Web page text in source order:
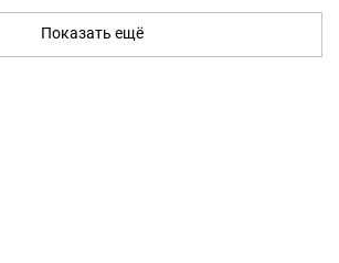
Показать ещё